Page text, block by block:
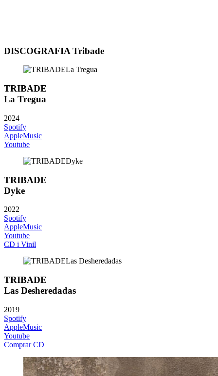
DISCOGRAFIA Tribade
TRIBADE
La Tregua
2024
Spotify
AppleMusic
Youtube
TRIBADE
Dyke
2022
Spotify
AppleMusic
Youtube
CD i Vinil
TRIBADE
Las Desheredadas
2019
Spotify
AppleMusic
Youtube
Comprar CD